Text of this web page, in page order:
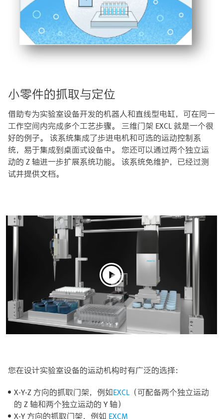
小零件的抓取与定位
借助专为实验室设备开发的机器人和直线型电缸，可在同一
工作空间内完成多个工艺步骤。 三维门架 EXCL 就是一个很
好的例子。 该系统集成了步进电机和可选的运动控制系
统，易于集成到桌面式设备中。 您还可以通过两个独立运
动的 Z 轴进一步扩展系统功能。 该系统免维护，已经过测
试并提供文档。
您在设计实验室设备的运动机构时有广泛的选择：
X-Y-Z 方向的抓取门架，例如EXCL （可配备两个独立运动
的 Z 轴和两个独立运动的 Y 轴）
X-Y 方向的抓取门架，例如 EXCM